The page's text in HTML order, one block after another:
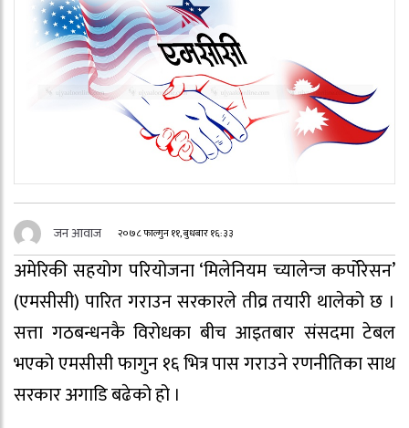
जन आवाज २०७८ फाल्गुन ११, बुधबार १६:३३
अमेरिकी सहयोग परियोजना ‘मिलेनियम च्यालेन्ज कर्पोरेसन’
(एमसीसी) पारित गराउन सरकारले तीव्र तयारी थालेको छ ।
सत्ता गठबन्धनकै विरोधका बीच आइतबार संसदमा टेबल
भएको एमसीसी फागुन १६ भित्र पास गराउने रणनीतिका साथ
सरकार अगाडि बढेको हो ।